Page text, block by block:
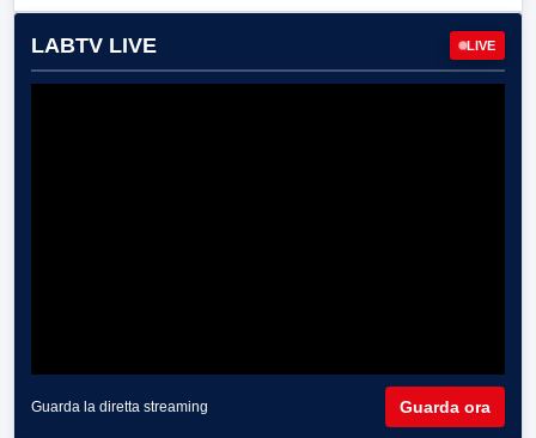
LABTV LIVE LIVE
Guarda la diretta streaming Guarda ora